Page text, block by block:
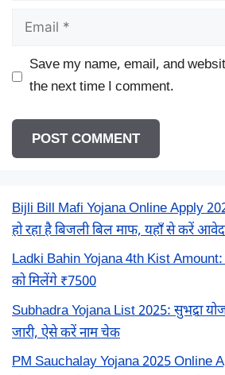
Email
Save my name, email, and
the next time I comment.
Bijli Bill Mafi Yojana Online Apply
हो रहा है बिजली बिल माफ, यहाँ से करें
Ladki Bahin Yojana 4th Kist Amount:
को मिलेंगे ₹7500
Subhadra Yojana List 2025: सुभद्रा
जारी, ऐसे करें नाम चेक
PM Sauchalay Yojana 2025 Online